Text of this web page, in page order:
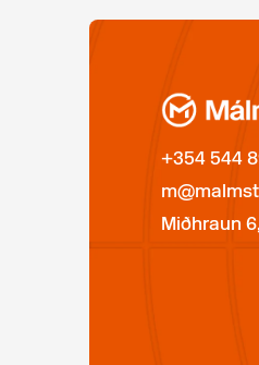
+354 544
Miðhraun